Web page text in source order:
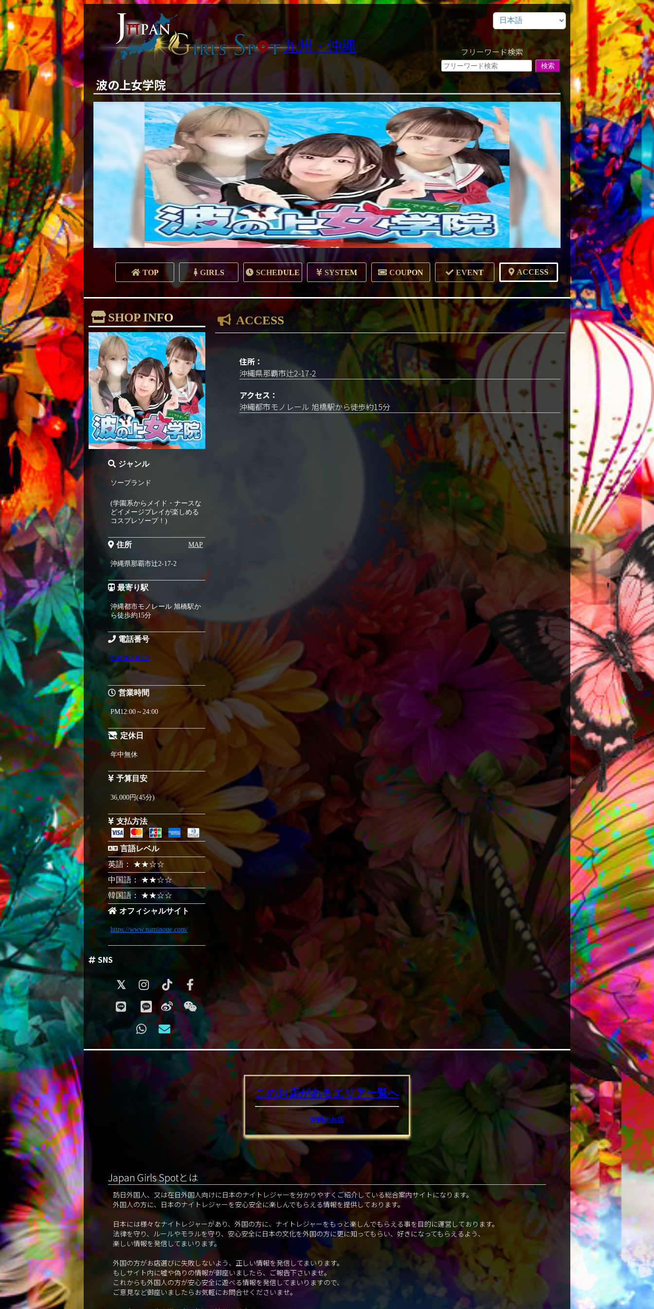
九州・沖縄 フリーワード検索
波の上女学院
TOP GIRLS SCHEDULE SYSTEM COUPON EVENT ACCESS
SHOP INFO
ジャンル
ソープランド
(学園系からメイド・ナースな
どイメージプレイが楽しめる
コスプレソープ！)
住所
沖縄県那覇市辻2-17-2
MAP
最寄り駅
沖縄都市モノレール 旭橋駅か
ら徒歩約15分
電話番号
098-863-0133
営業時間
PM12:00～24:00
定休日
年中無休
予算目安
36,000円(45分)
支払方法
言語レベル
英語： ★★☆☆
中国語： ★★☆☆
韓国語： ★★☆☆
オフィシャルサイト
https://www.naminoue.com/
SNS
ACCESS
住所：
沖縄県那覇市辻2-17-2
アクセス：
沖縄都市モノレール 旭橋駅から徒歩約15分
このお店があるエリア一覧へ
沖縄のお店
Japan Girls Spotとは
訪日外国人、又は在日外国人向けに日本のナイトレジャーを分かりやすくご紹介している総合案内サイトになります。
外国人の方に、日本のナイトレジャーを安心安全に楽しんでもらえる情報を提供しております。
日本には様々なナイトレジャーがあり、外国の方に、ナイトレジャーをもっと楽しんでもらえる事を目的に運営しております。
法律を守り、ルールやモラルを守り、安心安全に日本の文化を外国の方に更に知ってもらい、好きになってもらえるよう、
楽しい情報を発信してまいります。
外国の方がお店選びに失敗しないよう、正しい情報を発信してまいります。
もしサイト内に嘘や偽りの情報が御座いましたら、ご報告下さいませ。
これからも外国人の方が安心安全に遊べる情報を発信してまいりますので、
ご意見など御座いましたらお気軽にお問合せくださいませ。